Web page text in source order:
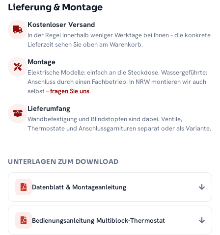
Lieferung & Montage
Kostenloser Versand
In der Regel innerhalb weniger Werktage bei Ihnen – die konkrete
Lieferzeit sehen Sie oben am Warenkorb.
Montage
Elektrische Modelle: einfach an die Steckdose. Wassergeführte:
Anschluss durch einen Fachbetrieb. In NRW montieren wir auch
selbst –fragen Sie uns.
Lieferumfang
Wandbefestigung und Blindstopfen sind dabei. Ventile,
Thermostate und Anschlussgarnituren separat oder als Variante.
UNTERLAGEN ZUM DOWNLOAD
Datenblatt & Montageanleitung
Bedienungsanleitung Multiblock-Thermostat